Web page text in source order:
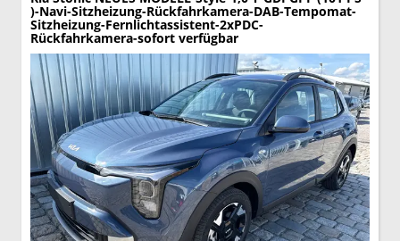
)-Navi-Sitzheizung-Rückfahrkamera-DAB-Tempomat-
Sitzheizung-Fernlichtassistent-2xPDC-
Rückfahrkamera-sofort verfügbar